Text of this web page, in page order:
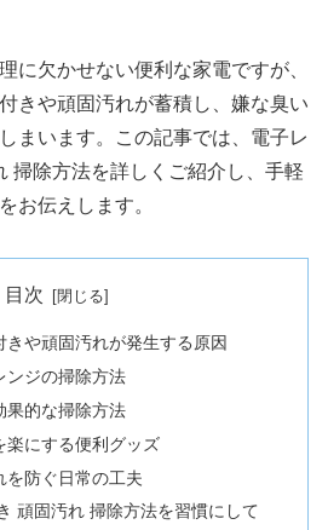
に欠かせない便利な家電ですが、
きや頑固汚れが蓄積し、嫌な臭い
まいます。この記事では、電子レ
掃除方法を詳しくご紹介し、手軽
お伝えします。
目次
きや頑固汚れが発生する原因
ンジの掃除方法
果的な掃除方法
楽にする便利グッズ
を防ぐ日常の工夫
頑固汚れ 掃除方法を習慣にして